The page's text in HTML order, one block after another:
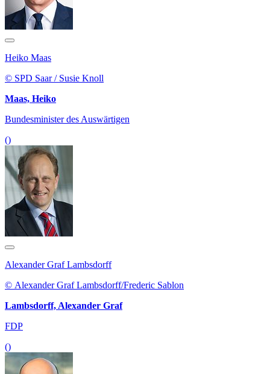
Heiko Maas
© SPD Saar / Susie Knoll
Maas, Heiko
Bundesminister des Auswärtigen
()
Alexander Graf Lambsdorff
© Alexander Graf Lambsdorff/Frederic Sablon
Lambsdorff, Alexander Graf
FDP
()